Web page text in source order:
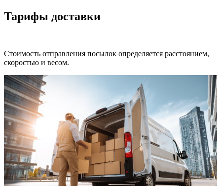
Тарифы доставки
Стоимость отправления посылок определяется расстоянием,
скоростью и весом.